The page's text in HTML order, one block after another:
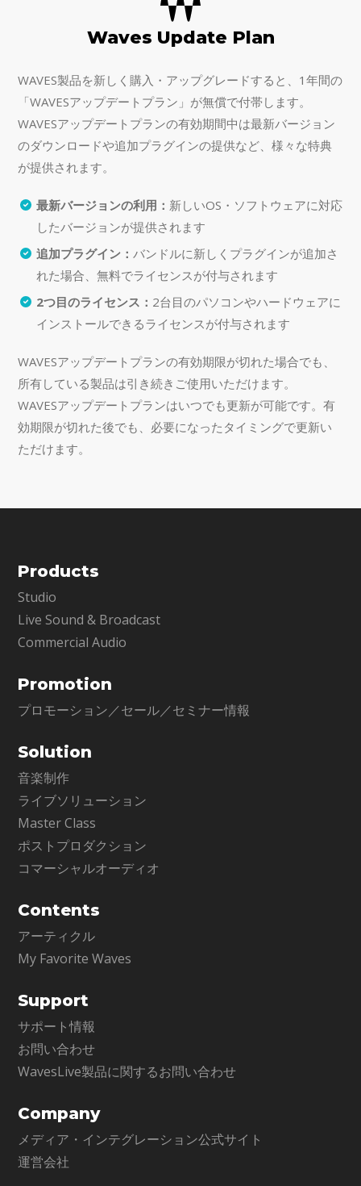
Waves Update Plan
WAVES製品を新しく購入・アップグレードすると、1年間の
「WAVESアップデートプラン」が無償で付帯します。
WAVESアップデートプランの有効期間中は最新バージョン
のダウンロードや追加プラグインの提供など、様々な特典
が提供されます。
最新バージョンの利用： 新しいOS・ソフトウェアに対応
したバージョンが提供されます
追加プラグイン： バンドルに新しくプラグインが追加さ
れた場合、無料でライセンスが付与されます
2つ目のライセンス： 2台目のパソコンやハードウェアに
インストールできるライセンスが付与されます
WAVESアップデートプランの有効期限が切れた場合でも、
所有している製品は引き続きご使用いただけます。
WAVESアップデートプランはいつでも更新が可能です。有
効期限が切れた後でも、必要になったタイミングで更新い
ただけます。
Products
Studio
Live Sound & Broadcast
Commercial Audio
Promotion
プロモーション／セール／セミナー情報
Solution
音楽制作
ライブソリューション
Master Class
ポストプロダクション
コマーシャルオーディオ
Contents
アーティクル
My Favorite Waves
Support
サポート情報
お問い合わせ
WavesLive製品に関するお問い合わせ
Company
メディア・インテグレーション公式サイト
運営会社